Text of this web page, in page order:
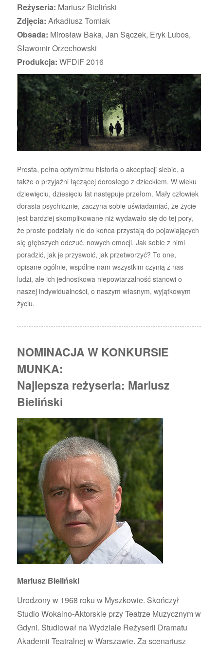
Reżyseria: Mariusz Bieliński
Zdjęcia: Arkadiusz Tomiak
Obsada: Mirosław Baka, Jan Sączek, Eryk Lubos,
Sławomir Orzechowski
Produkcja: WFDiF 2016
Prosta, pełna optymizmu historia o akceptacji siebie, a
także o przyjaźni łączącej dorosłego z dzieckiem. W wieku
dziewięciu, dziesięciu lat następuje przełom. Mały człowiek
dorasta psychicznie, zaczyna sobie uświadamiać, że życie
jest bardziej skomplikowane niż wydawało się do tej pory,
że proste podziały nie do końca przystają do pojawiających
się głębszych odczuć, nowych emocji. Jak sobie z nimi
poradzić, jak je przyswoić, jak przetworzyć? To one,
opisane ogólnie, wspólne nam wszystkim czynią z nas
ludzi, ale ich jednostkowa niepowtarzalność stanowi o
naszej indywidualności, o naszym własnym, wyjątkowym
życiu.
NOMINACJA W KONKURSIE
MUNKA:
Najlepsza reżyseria: Mariusz
Bieliński
Mariusz Bieliński
Urodzony w 1968 roku w Myszkowie. Skończył
Studio Wokalno-Aktorskie przy Teatrze Muzycznym w
Gdyni. Studiował na Wydziale Reżyserii Dramatu
Akademii Teatralnej w Warszawie. Za scenariusz